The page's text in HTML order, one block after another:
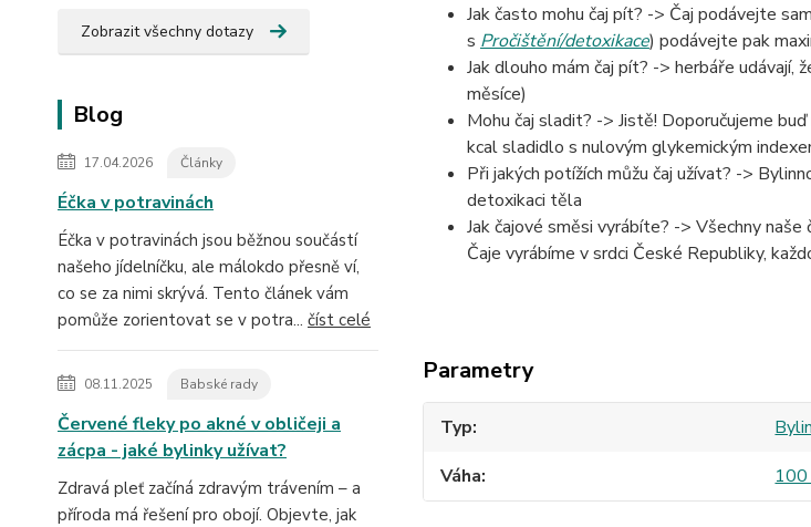
Zobrazit všechny dotazy
Blog
17.04.2026 Články
Éčka v potravinách
Éčka v potravinách jsou běžnou součástí
našeho jídelníčku, ale málokdo přesně ví,
co se za nimi skrývá. Tento článek vám
pomůže zorientovat se v potra... číst celé
08.11.2025 Babské rady
Červené fleky po akné v obličeji a
zácpa - jaké bylinky užívat?
Zdravá pleť začíná zdravým trávením – a
příroda má řešení pro obojí. Objevte, jak
Jak často mohu čaj pít? -> Čaj podávejte
s Pročištění/detoxikace) podávejte pak
Jak dlouho mám čaj pít? -> herbáře
měsíce)
Mohu čaj sladit? -> Jistě! Doporučujeme
kcal sladidlo s nulovým glykemickým
Při jakých potížích můžu čaj užívat? ->
detoxikaci těla
Jak čajové směsi vyrábíte? -> Všechny
Čaje vyrábíme v srdci České Republiky,
Parametry
Typ
Váha
100